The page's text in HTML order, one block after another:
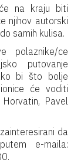
na kraju biti
njihov autorski
samih kulisa.
polaznike/ce
putovanje
bi što bolje
će voditi
Pavel
da
e-maila: